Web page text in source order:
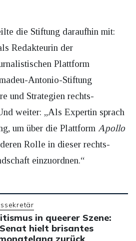
die Stiftung daraufhin mit:
Redakteurin der
Plattform
Antonio-Stiftung
und Strategien rechts-
weiter: „Als Expertin sprach
um über die Plattform Apollo
Rolle in dieser rechts-
einzuordnen.“
in queerer Szene:
hielt brisantes